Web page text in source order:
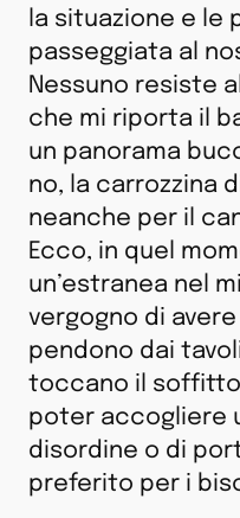
la situazione e le
passeggiata al
Nessuno resiste
che mi riporta il
un panorama
no, la carrozzina
neanche per il
Ecco, in quel
un’estranea nel
vergogno di
pendono dai
toccano il
poter accogliere
disordine o di
preferito per i